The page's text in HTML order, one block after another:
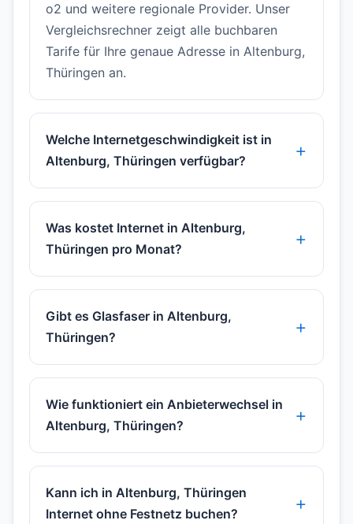
o2 und weitere regionale Provider. Unser
Vergleichsrechner zeigt alle buchbaren
Tarife für Ihre genaue Adresse in Altenburg,
Thüringen an.
Welche Internetgeschwindigkeit ist in
Altenburg, Thüringen verfügbar?
Was kostet Internet in Altenburg,
Thüringen pro Monat?
Gibt es Glasfaser in Altenburg,
Thüringen?
Wie funktioniert ein Anbieterwechsel in
Altenburg, Thüringen?
Kann ich in Altenburg, Thüringen
Internet ohne Festnetz buchen?